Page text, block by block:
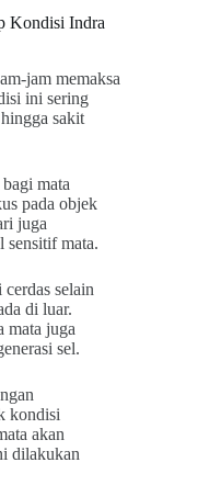
Kondisi Indra
jam memaksa
ini sering
sakit
mata
pada objek
juga
sensitif mata.
selain
di luar.
mata juga
sel.
kondisi
akan
dilakukan